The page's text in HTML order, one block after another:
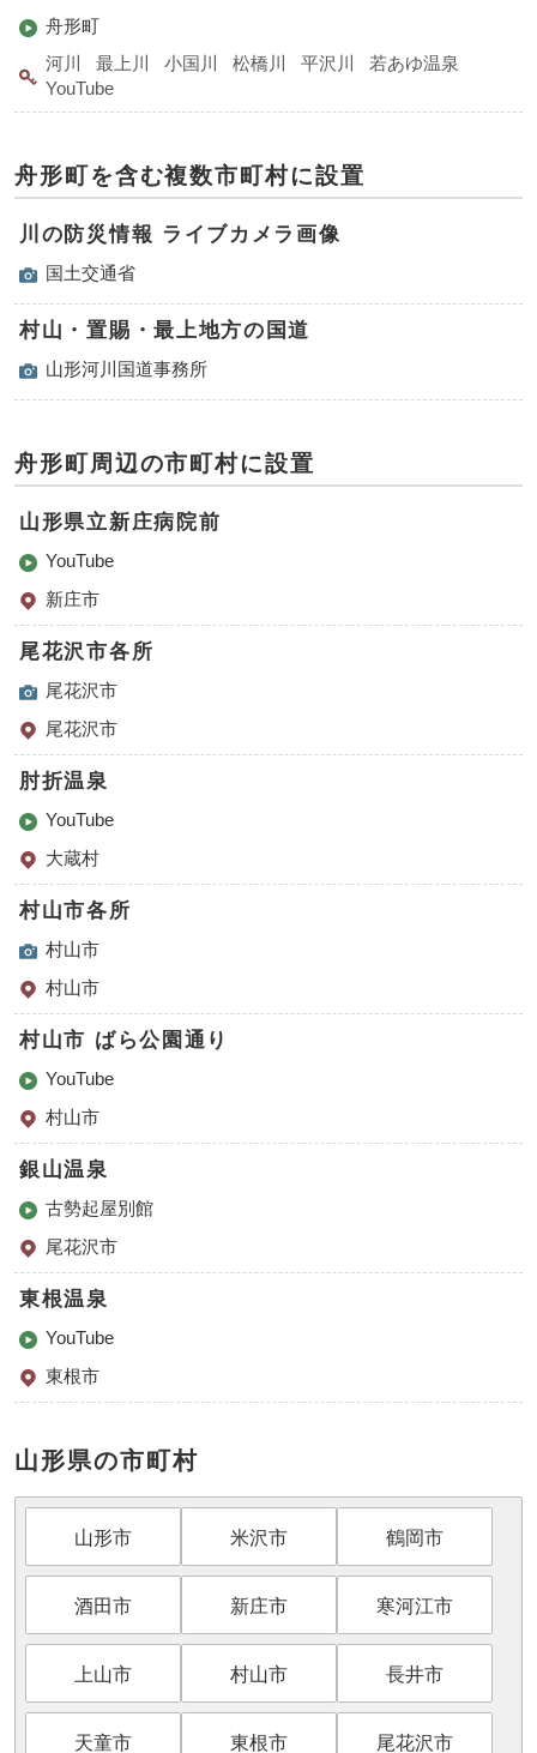
舟形町
河川
最上川 小国川 松橋川 平沢川
若あゆ温泉
YouTube
舟形町を含む複数市町村に設置
川の防災情報 ライブカメラ画像
国土交通省
村山・置賜・最上地方の国道
山形河川国道事務所
舟形町周辺の市町村に設置
山形県立新庄病院前
YouTube
新庄市
尾花沢市各所
尾花沢市
尾花沢市
肘折温泉
YouTube
大蔵村
村山市各所
村山市
村山市
村山市 ばら公園通り
YouTube
村山市
銀山温泉
古勢起屋別館
尾花沢市
東根温泉
YouTube
東根市
山形県の市町村
山形市 米沢市 鶴岡市
酒田市 新庄市 寒河江市
上山市 村山市 長井市
天童市 東根市 尾花沢市